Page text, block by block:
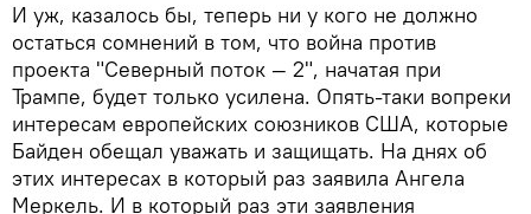
И уж, казалось бы, теперь ни у кого не должно
остаться сомнений в том, что война против
проекта "Северный поток — 2", начатая при
Трампе, будет только усилена. Опять-таки вопреки
интересам европейских союзников США, которые
Байден обещал уважать и защищать. На днях об
этих интересах в который раз заявила Ангела
Меркель. И в который раз эти заявления